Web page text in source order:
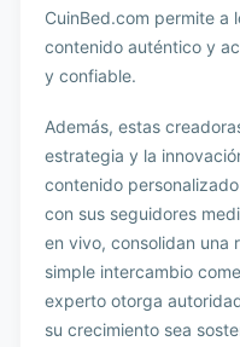
CuinBed.com permite a
contenido auténtico y
y confiable.
Además, estas
estrategia y la
contenido
con sus seguidores
en vivo, consolidan una
simple intercambio
experto otorga
su crecimiento sea